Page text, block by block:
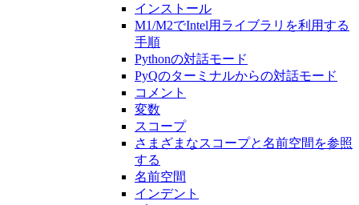
インストール
M1/M2でIntel用ライブラリを利用する
手順
Pythonの対話モード
PyQのターミナルからの対話モード
コメント
変数
スコープ
さまざまなスコープと名前空間を参照
する
名前空間
インデント